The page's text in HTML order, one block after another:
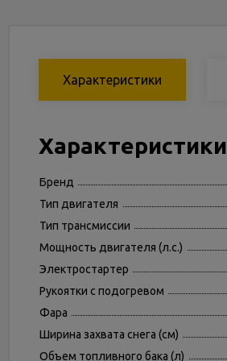
Характеристики
Характеристики
Бренд
Тип двигателя
Тип трансмиссии
Мощность двигателя (л.с.)
Электростартер
Рукоятки с подогревом
Фара
Ширина захвата снега (см)
Объем топливного бака (л)